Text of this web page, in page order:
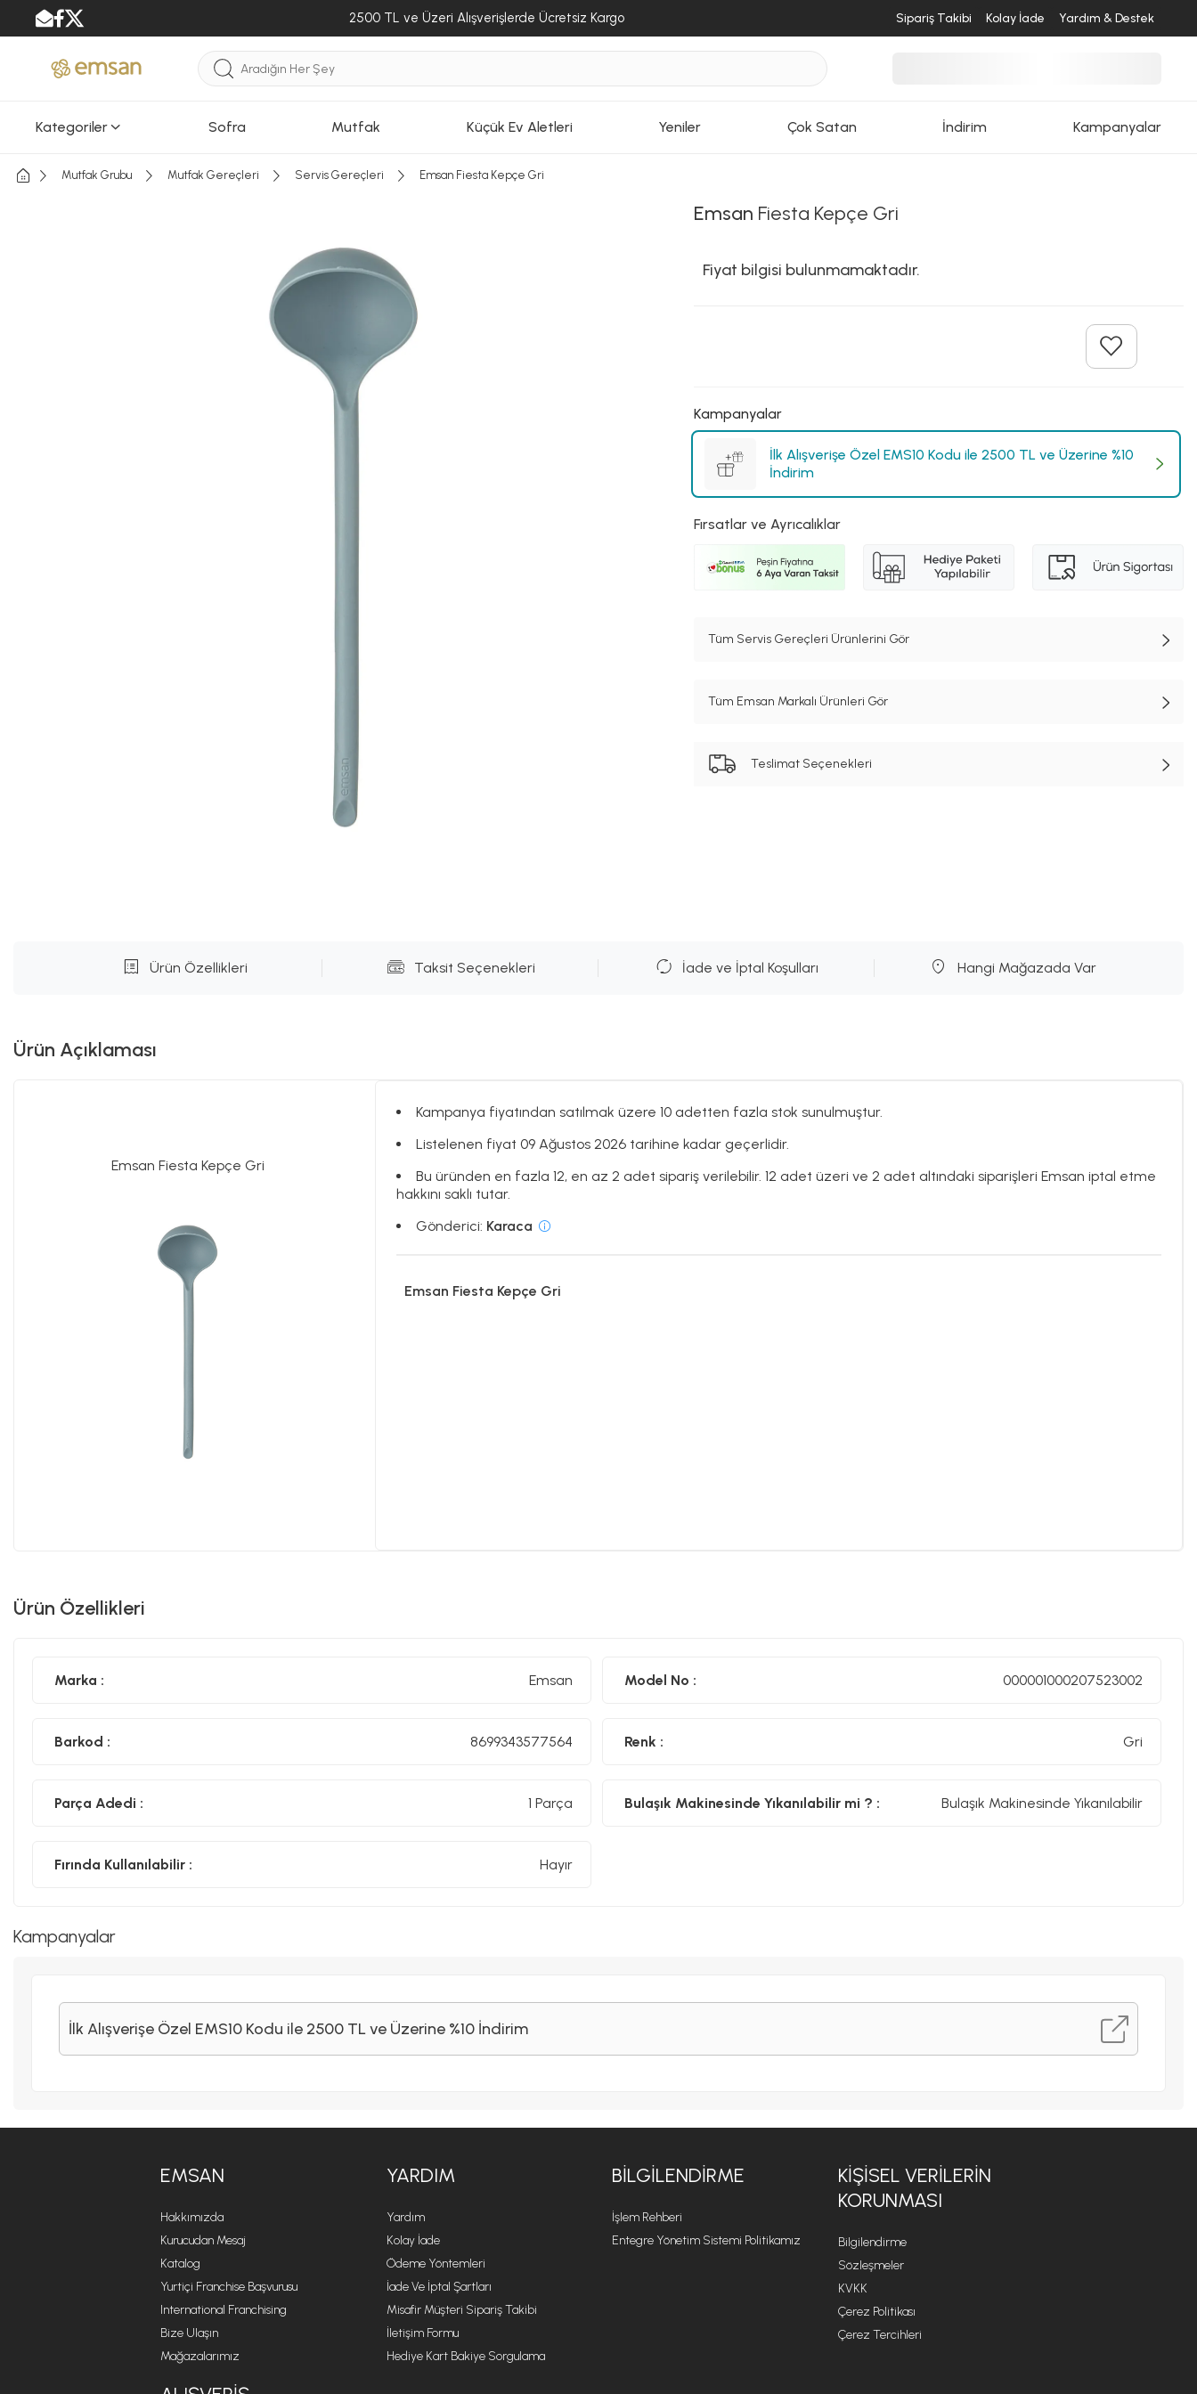
2500 TL ve Üzeri Alışverişlerde Ücretsiz Kargo Sipariş Takibi Kolay İade Yardım & Destek
Kategoriler Sofra Mutfak Küçük Ev Aletleri Yeniler Çok Satan İndirim Kampanyalar
Mutfak Grubu Mutfak Gereçleri Servis Gereçleri Emsan Fiesta Kepçe Gri
Emsan Fiesta Kepçe Gri
Fiyat bilgisi bulunmamaktadır.
Kampanyalar
İlk Alışverişe Özel EMS10 Kodu ile 2500 TL ve Üzerine %10
İndirim
Fırsatlar ve Ayrıcalıklar
Tüm Servis Gereçleri Ürünlerini Gör
Tüm Emsan Markalı Ürünleri Gör
Teslimat Seçenekleri
Ürün Özellikleri Taksit Seçenekleri İade ve İptal Koşulları Hangi Mağazada Var
Ürün Açıklaması
Emsan Fiesta Kepçe Gri
Kampanya fiyatından satılmak üzere 10 adetten fazla stok sunulmuştur.
Listelenen fiyat 09 Ağustos 2026 tarihine kadar geçerlidir.
Bu üründen en fazla 12, en az 2 adet sipariş verilebilir. 12 adet üzeri ve 2 adet altındaki siparişleri Emsan iptal etme
hakkını saklı tutar.
Gönderici: Karaca
Emsan Fiesta Kepçe Gri
Ürün Özellikleri
Marka : Emsan Model No : 000001000207523002
Barkod : 8699343577564 Renk : Gri
Parça Adedi : 1 Parça Bulaşık Makinesinde Yıkanılabilir mi ? : Bulaşık Makinesinde Yıkanılabilir
Fırında Kullanılabilir : Hayır
Kampanyalar
İlk Alışverişe Özel EMS10 Kodu ile 2500 TL ve Üzerine %10 İndirim
EMSAN
Hakkımızda
Kurucudan Mesaj
Katalog
Yurtiçi Franchise Başvurusu
International Franchising
Bize Ulaşın
Mağazalarımız
YARDIM
Yardım
Kolay İade
Ödeme Yöntemleri
İade Ve İptal Şartları
Misafir Müşteri Sipariş Takibi
İletişim Formu
Hediye Kart Bakiye Sorgulama
BILGILENDIRME
İşlem Rehberi
Entegre Yönetim Sistemi Politikamız
KİŞİSEL VERİLERİN
KORUNMASI
Bilgilendirme
Sözleşmeler
KVKK
Çerez Politikası
Çerez Tercihleri